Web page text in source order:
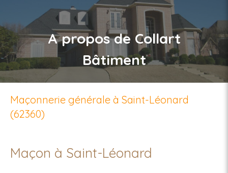
A propos de Collart
Bâtiment
Maçonnerie générale à Saint-Léonard
(62360)
Maçon à Saint-Léonard